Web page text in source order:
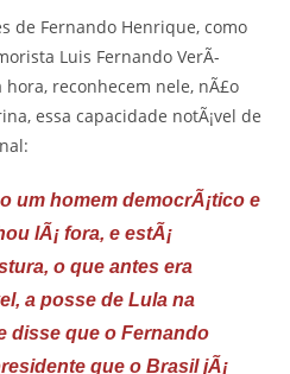
de Fernando Henrique, como
Luis Fernando VerÃ­
reconhecem nele, nÃ£o
essa capacidade notÃ¡vel de
um homem democrÃ¡tico e
lÃ¡ fora, e estÃ¡
o que antes era
a posse de Lula na
disse que o Fernando
que o Brasil jÃ¡